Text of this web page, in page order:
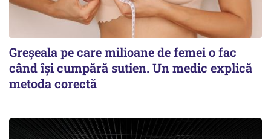
Greșeala pe care milioane de femei o fac
când își cumpără sutien. Un medic explică
metoda corectă